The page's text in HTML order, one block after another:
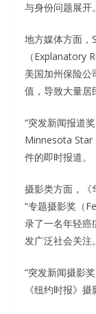
与身份问题展开。
地方媒体方面，
（Explanatory
美国加州保险公
值，导致大量居
“突发新闻报道
Minnesota Star
件的即时报道。
摄影类方面，《
“专题摄影奖（
录了一名年轻癌
发广泛社会关注。
“突发新闻摄影
《纽约时报》